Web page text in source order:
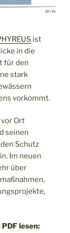
ist
in die
für den
stark
vorkommt.
Ort
seinen
Schutz
Im neuen
über
lesen: